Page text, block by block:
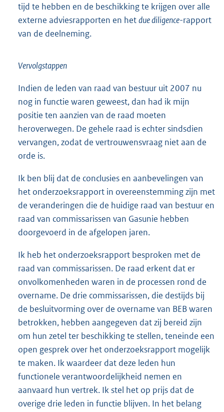
tijd te hebben en de beschikking te krijgen over alle
externe adviesrapporten en hetdue diligence-rapport
van de deelneming.
Vervolgstappen
Indien de leden van raad van bestuur uit 2007 nu
nog in functie waren geweest, dan had ik mijn
positie ten aanzien van de raad moeten
heroverwegen. De gehele raad is echter sindsdien
vervangen, zodat de vertrouwensvraag niet aan de
orde is.
Ik ben blij dat de conclusies en aanbevelingen van
het onderzoeksrapport in overeenstemming zijn met
de veranderingen die de huidige raad van bestuur en
raad van commissarissen van Gasunie hebben
doorgevoerd in de afgelopen jaren.
Ik heb het onderzoeksrapport besproken met de
raad van commissarissen. De raad erkent dat er
onvolkomenheden waren in de processen rond de
overname. De drie commissarissen, die destijds bij
de besluitvorming over de overname van BEB waren
betrokken, hebben aangegeven dat zij bereid zijn
om hun zetel ter beschikking te stellen, teneinde een
open gesprek over het onderzoeksrapport mogelijk
te maken. Ik waardeer dat deze leden hun
functionele verantwoordelijkheid nemen en
aanvaard hun vertrek. Ik stel het op prijs dat de
overige drie leden in functie blijven. In het belang